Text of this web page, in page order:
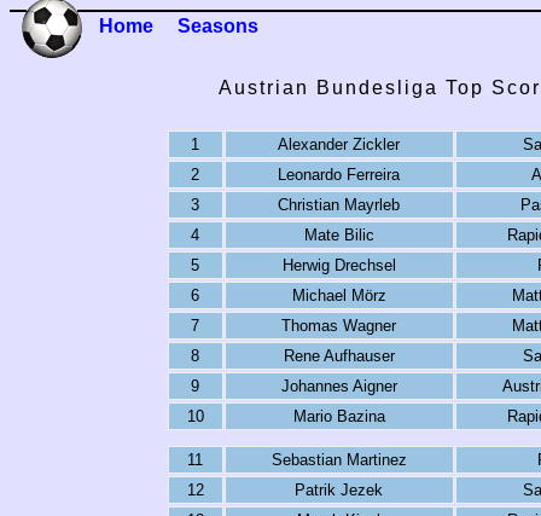
Home Seasons
Austrian Bundesliga Top
1 Alexander Zickler
2
Leonardo Ferreira
3
Christian Mayrleb
4
Mate Bilic
5
Herwig Drechsel
6
Michael Mörz
7
Thomas Wagner
8
Rene Aufhauser
9
Johannes Aigner
10
Mario Bazina
11 Sebastian Martinez
12
Patrik Jezek